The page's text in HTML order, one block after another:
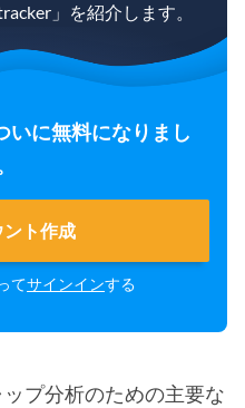
」を紹介します。
いに無料になりまし
ト作成
てサインインする
プ分析のための主要な